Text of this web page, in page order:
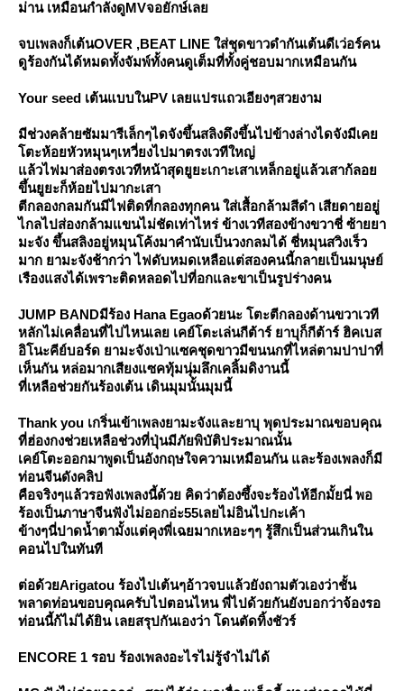
ม่าน เหมือนกำลังดูMVจอยักษ์เล
จบเพลงก็เต้นOVER ,BEAT LINE ใส่ชุดขาวดำกันเต้นดีเว่อร์คน
ดูร้องกันได้หมดทั้งจัมพ์ทั้งคนดูเต็มที่ทั้งคู่ชอบมากเหมือนกัน
Your seed เต้นแบบในPV เลยแปรแถวเอียงๆสวยงาม
มีช่วงคล้ายซัมมารีเล็กๆไดจังขึ้นสลิงดึงขึ้นไปข้างล่างไดจังมีเค
ตะห้อยหัวหมุนๆเหวี่ยงไปมาตรงเวทีใหญ่
ล้วไฟมาส่องตรงเวทีหน้าสุดยูยะเกาะเสาเหล็กอยู่แล้วเสาก้ลอ
ขึ้นยูยะก็ห้อยไปมากะเสา
ตีกลองกลมกันมีไฟติดที่กลองทุกคน ใส่เสื้อกล้ามสีดำ เสียดายอยู่
ไกลไปส่องกล้ามแขนไม่ชัดเท่าไหร่ ข้างเวทีสองข้างขวาชี่ ซ้ายยา
มะจัง ขึ้นสลิงอยู่หมุนโค้งมาคำนับเป็นวงกลมได้ ชี่หมุนสวิงเร็ว
มาก ยามะจังช้ากว่า ไฟดับหมดเหลือแต่สองคนนี้กลายเป็นมนุษย์
เรืองแสงได้เพราะติดหลอดไปที่อกและขาเป็นรูปร่างคน
JUMP BANDมีร้อง Hana Egaoด้วยนะ โตะตีกลองด้านขวาเวที
หลักไม่เคลื่อนที่ไปไหนเลย เคย์โตะเล่นกีต้าร์ ยาบุก็กีต้าร์ ฮิคเบส
อิโนะคีย์บอร์ด ยามะจังเป่าแซคชุดขาวมีขนนกที่ไหล่ตามปาปาที่
เห็นกัน หล่อมากเสียงแซคทุ้มนุ่มลึกเคลิ้มดิงานนี้
ที่เหลือช่วยกันร้องเต้น เดินมุมนั้นมุมนี้
Thank you เกริ่นเข้าเพลงยามะจังและยาบุ พุดประมาณขอบคุณ
ที่ฮ่องกงช่วยเหลือช่วงที่ปุ่นมีภัยพิบัติประมาณนั้น
เคย์โตะออกมาพูดเป็นอังกฤษใจความเหมือนกัน และร้องเพลงก็มี
ท่อนจีนดังคลิป
คือจริงๆแล้วรอฟังเพลงนี้ด้วย คิดว่าต้องซึ้งจะร้องไห้อีกมั้ยนี่ พอ
ร้องเป็นภาษาจีนฟังไม่ออกอ่ะ55เลยไม่อินไปกะเค้า
ข้างๆนี่ปาดน้ำตามั้งแต่คุงพี่เฉยมากเหอะๆๆ รู้สึกเป็นส่วนเกินใน
คอนไปในทันที
ต่อด้วยArigatou ร้องไปเต้นๆอ้าวจบแล้วยังถามตัวเองว่าชั้น
พลาดท่อนขอบคุณครับไปตอนไหน พี่ไปด้วยกันยังบอกว่าจ้องรอ
ท่อนนี้ก้ไม่ได้ยิน เลยสรุปกันเองว่า โดนตัดทิ้งชัวร์
ENCORE 1 รอบ ร้องเพลงอะไรไม่รู้จำไม่ได้